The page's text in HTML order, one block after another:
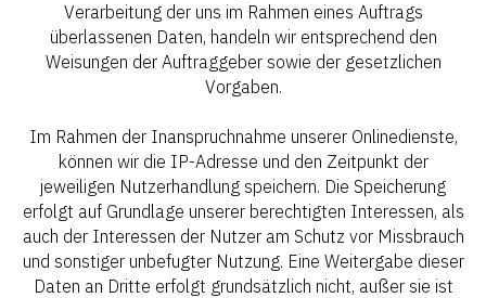
Verarbeitung der uns im Rahmen eines Auftrags
überlassenen Daten, handeln wir entsprechend den
Weisungen der Auftraggeber sowie der gesetzlichen
Vorgaben.
Im Rahmen der Inanspruchnahme unserer Onlinedienste,
können wir die IP-Adresse und den Zeitpunkt der
jeweiligen Nutzerhandlung speichern. Die Speicherung
erfolgt auf Grundlage unserer berechtigten Interessen, als
auch der Interessen der Nutzer am Schutz vor Missbrauch
und sonstiger unbefugter Nutzung. Eine Weitergabe dieser
Daten an Dritte erfolgt grundsätzlich nicht, außer sie ist